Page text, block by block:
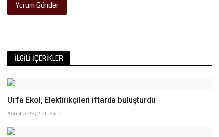
Yorum Gönder
İLGILI İÇERIKLER
Urfa Ekol, Elektirikçileri iftarda buluşturdu
Ağustos 25, 2011 0